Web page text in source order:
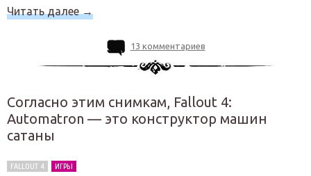
Читать далее→
13 комментариев
Согласно этим снимкам, Fallout 4:
Automatron — это конструктор машин
сатаны
FALLOUT 4
ИГРЫ